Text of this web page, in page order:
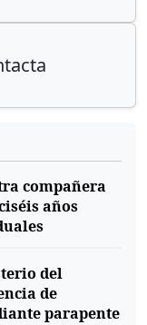
compañera
años
del
de
parapente